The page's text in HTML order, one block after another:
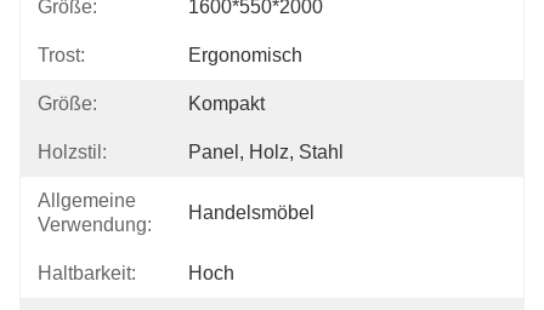
Größe: 1600*550*2000
Trost: Ergonomisch
Größe: Kompakt
Holzstil: Panel, Holz, Stahl
Allgemeine
Verwendung:
Handelsmöbel
Haltbarkeit: Hoch